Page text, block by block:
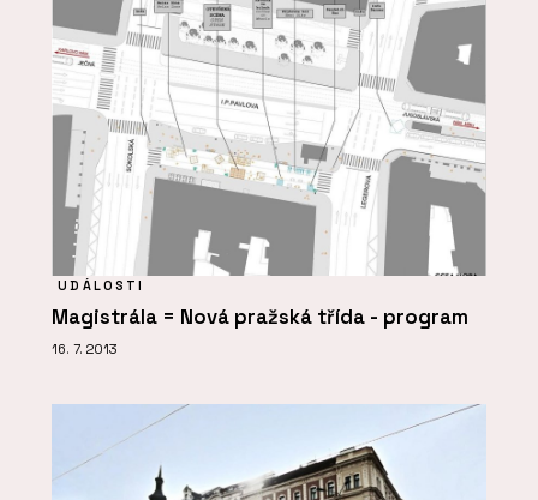
UDÁLOSTI
Magistrála = Nová pražská třída - program
16. 7. 2013